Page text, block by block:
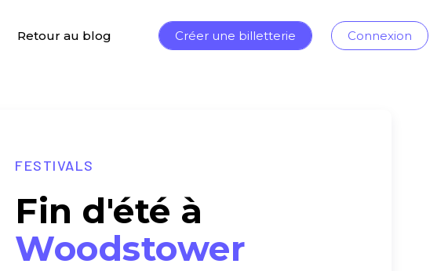
Retour au blog Créer une billetterie Connexion
FESTIVALS
Fin d'été à
Woodstower